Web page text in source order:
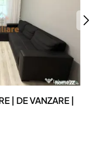
| DE VANZARE |